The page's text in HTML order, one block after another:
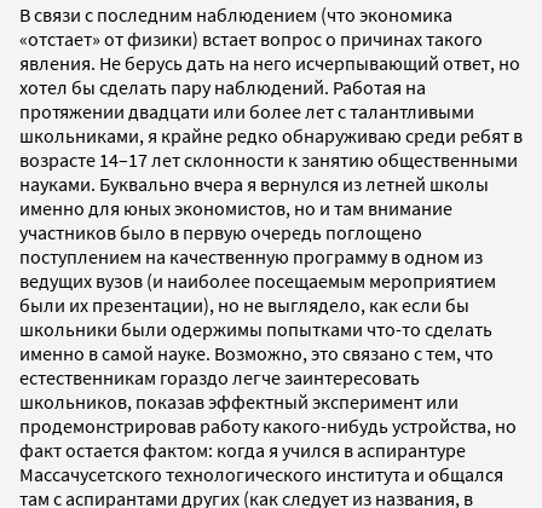
В связи с последним наблюдением (что экономика
«отстает» от физики) встает вопрос о причинах такого
явления. Не берусь дать на него исчерпывающий ответ, но
хотел бы сделать пару наблюдений. Работая на
протяжении двадцати или более лет с талантливыми
школьниками, я крайне редко обнаруживаю среди ребят в
возрасте 14–17 лет склонности к занятию общественными
науками. Буквально вчера я вернулся из летней школы
именно для юных экономистов, но и там внимание
участников было в первую очередь поглощено
поступлением на качественную программу в одном из
ведущих вузов (и наиболее посещаемым мероприятием
были их презентации), но не выглядело, как если бы
школьники были одержимы попытками что-то сделать
именно в самой науке. Возможно, это связано с тем, что
естественникам гораздо легче заинтересовать
школьников, показав эффектный эксперимент или
продемонстрировав работу какого-нибудь устройства, но
факт остается фактом: когда я учился в аспирантуре
Массачусетского технологического института и общался
там с аспирантами других (как следует из названия, в